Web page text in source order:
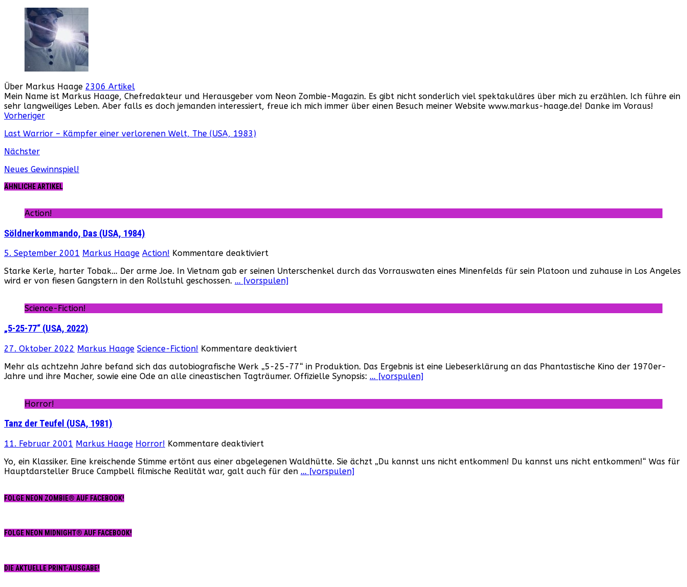
Über Markus Haage 2306 Artikel
Mein Name ist Markus Haage, Chefredakteur und Herausgeber vom Neon Zombie-Magazin. Es gibt nicht sonderlich viel spektakuläres über mich zu erzählen. Ich führe ein
sehr langweiliges Leben. Aber falls es doch jemanden interessiert, freue ich mich immer über einen Besuch meiner Website www.markus-haage.de! Danke im Voraus!
Webseite
Facebook
Instagram
YouTube
Vorheriger
Last Warrior – Kämpfer einer verlorenen Welt, The (USA, 1983)
Nächster
Neues Gewinnspiel!
ÄHNLICHE ARTIKEL
Action!
Söldnerkommando, Das (USA, 1984)
5. September 2001 Markus Haage Action! Kommentare deaktiviertfür
Das
(USA,
Starke Kerle, harter Tobak… Der arme Joe. In Vietnam gab er seinen Unterschenkel durch das Vorrauswaten eines Minenfelds für sein Platoon und zuhause in Los Angeles
wird er von fiesen Gangstern in den Rollstuhl geschossen. … [vorspulen]
Science-Fiction!
„5-25-77“ (USA, 2022)
27. Oktober 2022 Markus Haage Science-Fiction! Kommentare deaktiviert
25-
77“
Mehr als achtzehn Jahre befand sich das autobiografische Werk „5-25-77“ in Produktion. Das Ergebnis ist eine Liebeserklärung an das Phantastische Kino der 1970er-
Jahre und ihre Macher, sowie eine Ode an alle cineastischen Tagträumer. Offizielle Synopsis: … [vorspulen]
Horror!
Tanz der Teufel (USA, 1981)
11. Februar 2001 Markus Haage Horror! Kommentare deaktiviertfür
der
Teufel
Yo, ein Klassiker. Eine kreischende Stimme ertönt aus einer abgelegenen Waldhütte. Sie ächzt „Du kannst uns nicht entkommen! Du kannst uns nicht entkommen!“ Was für
Hauptdarsteller Bruce Campbell filmische Realität war, galt auch für den … [vorspulen]
FOLGE NEON ZOMBIE® AUF FACEBOOK!
FOLGE NEON MIDNIGHT® AUF FACEBOOK!
DIE AKTUELLE PRINT-AUSGABE!